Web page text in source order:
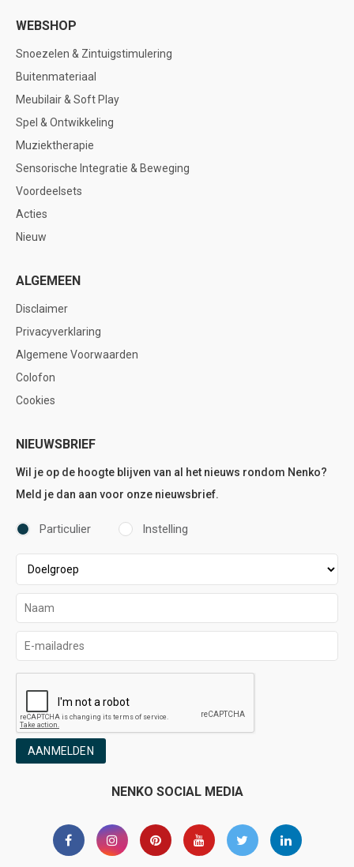
WEBSHOP
Snoezelen & Zintuigstimulering
Buitenmateriaal
Meubilair & Soft Play
Spel & Ontwikkeling
Muziektherapie
Sensorische Integratie & Beweging
Voordeelsets
Acties
Nieuw
ALGEMEEN
Disclaimer
Privacyverklaring
Algemene Voorwaarden
Colofon
Cookies
NIEUWSBRIEF
Wil je op de hoogte blijven van al het nieuws rondom Nenko?
Meld je dan aan voor onze nieuwsbrief.
Particulier Instelling
AANMELDEN
NENKO SOCIAL MEDIA